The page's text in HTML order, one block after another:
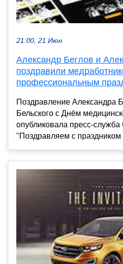
21:00, 21 Июн
Александр Беглов и
поздравили
профессиональным
Поздравление Александра
Бельского с Днём
опубликовала пресс-служба
"Поздравляем с праздником